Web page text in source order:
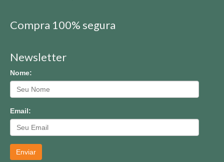
Compra 100% segura
Newsletter
Nome:
Email:
Enviar